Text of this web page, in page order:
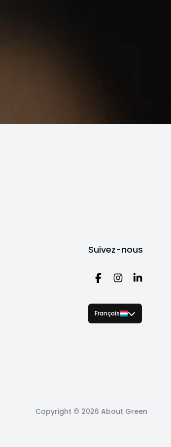
Suivez-nous
Français
Copyright © 2026 About Green